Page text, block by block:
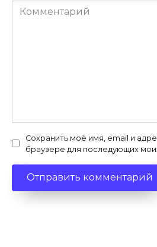
Комментарий
Сохранить моё имя, email и
браузере для последующих